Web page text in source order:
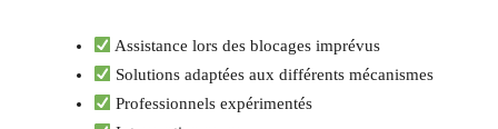
Assistance lors des blocages imprévus
Solutions adaptées aux différents mécanismes
Professionnels expérimentés